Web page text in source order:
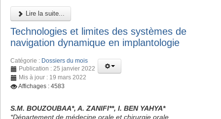
Lire la suite...
Technologies et limites des systèmes de
navigation dynamique en implantologie
Catégorie : Dossiers du mois
Publication : 25 janvier 2022
Mis à jour : 19 mars 2022
Affichages : 4583
S.M. BOUZOUBAA*, A. ZANIFI**, I. BEN YAHYA*
*Département de médecine orale et chirurgie orale